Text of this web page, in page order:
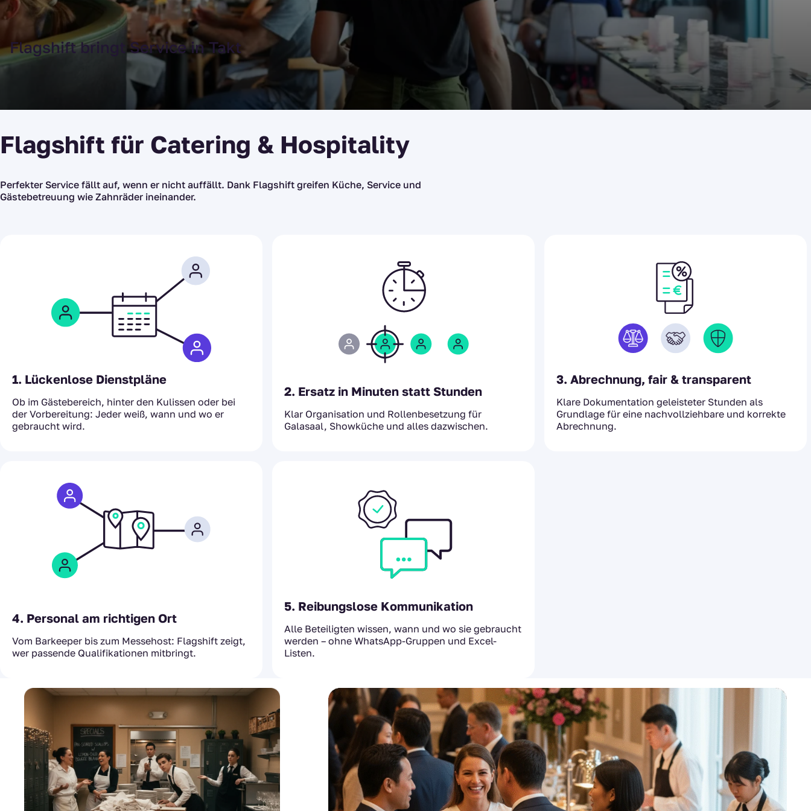
Flagshift bringt Service in Takt
Flagshift für Catering & Hospitality
Perfekter Service fällt auf, wenn er nicht auffällt. Dank Flagshift greifen Küche, Service und
Gästebetreuung wie Zahnräder ineinander.
1. Lückenlose Dienstpläne
Ob im Gästebereich, hinter den Kulissen oder bei
der Vorbereitung: Jeder weiß, wann und wo er
gebraucht wird.
2. Ersatz in Minuten statt Stunden
Klar Organisation und Rollenbesetzung für
Galasaal, Showküche und alles dazwischen.
3. Abrechnung, fair & transparent
Klare Dokumentation geleisteter Stunden als
Grundlage für eine nachvollziehbare und korrekte
Abrechnung.
4. Personal am richtigen Ort
Vom Barkeeper bis zum Messehost: Flagshift zeigt,
wer passende Qualifikationen mitbringt.
5. Reibungslose Kommunikation
Alle Beteiligten wissen, wann und wo sie gebraucht
werden – ohne WhatsApp-Gruppen und Excel-
Listen.